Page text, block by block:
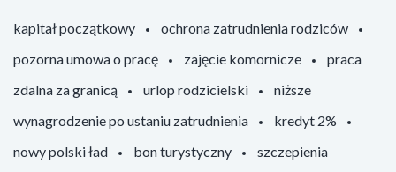
kapitał początkowy
ochrona zatrudnienia rodziców
pozorna umowa o pracę
zajęcie komornicze
praca
zdalna za granicą
urlop rodzicielski
niższe
wynagrodzenie po ustaniu zatrudnienia
kredyt 2%
nowy polski ład
bon turystyczny
szczepienia